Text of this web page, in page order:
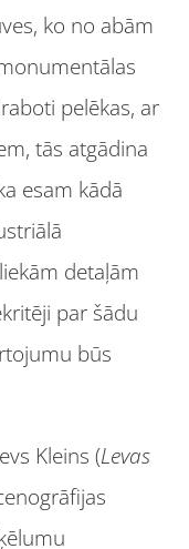
ko no abām
pelēkas, ar
tās atgādina
esam kādā
detaļām
par šādu
būs
Kleins (Levas